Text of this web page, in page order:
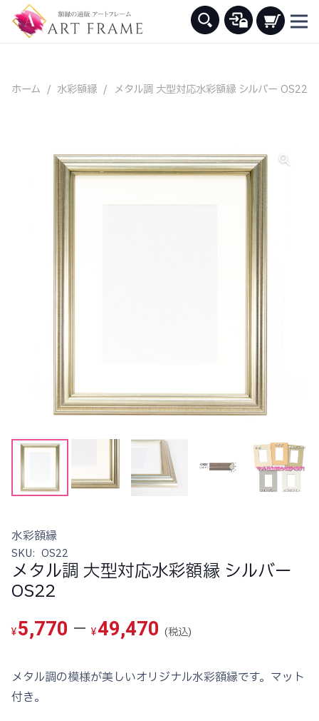
ホーム / 水彩額縁 / メタル調 大型対応水彩額縁 シルバー OS22
水彩額縁
SKU: OS22
メタル調 大型対応水彩額縁 シルバー
OS22
¥5,770 – ¥49,470 価
格
帯:
¥5,770
(税込)
メタル調の模様が美しいオリジナル水彩額縁です。マット
付き。